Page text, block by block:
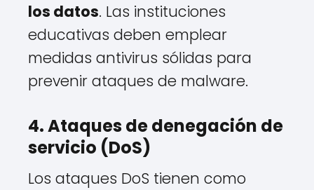
los datos. Las instituciones
educativas deben emplear
medidas antivirus sólidas para
prevenir ataques de malware.
4. Ataques de denegación de
servicio (DoS)
Los ataques DoS tienen como